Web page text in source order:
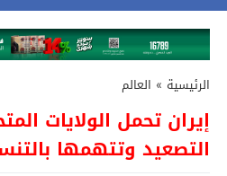
الرئيسية » العالم
إيران تحمل الولايات
التصعيد وتتهمها